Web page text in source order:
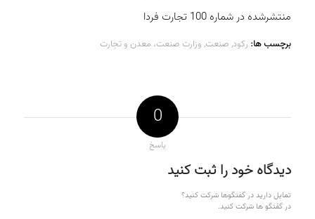
منتشرشده در شماره 100 تجارت فردا
برچسب ها: رکود,صنعت,وزارت صنعت، معدن و تجارت
0
پاسخ
دیدگاه خود را ثبت کنید
تمایل دارید در گفتگوها شرکت کنید؟
در گفتگو ها شرکت کنید.